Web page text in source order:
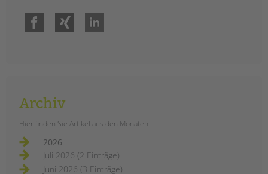
Facebook Xing
Archiv
Hier finden Sie Artikel aus den Monaten
2026
Juli 2026 (2 Einträge)
Juni 2026 (3 Einträge)